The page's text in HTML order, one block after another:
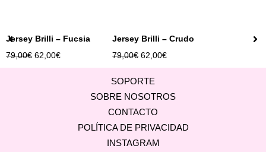
Jersey Brilli – Fucsia
79,00€ 62,00€
Jersey Brilli – Crudo
79,00€ 62,00€
SOPORTE
SOBRE NOSOTROS
CONTACTO
POLÍTICA DE PRIVACIDAD
INSTAGRAM